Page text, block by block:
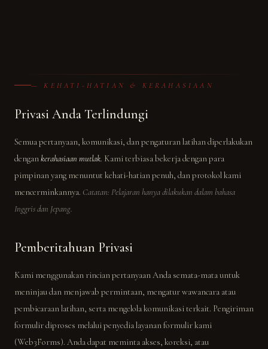
— KEHATI-HATIAN & KERAHASIAAN
Privasi Anda Terlindungi
Semua pertanyaan, komunikasi, dan pengaturan latihan diperlakukan
dengankerahasiaan mutlak. Kami terbiasa bekerja dengan para
pimpinan yang menuntut kehati-hatian penuh, dan protokol kami
mencerminkannya. Catatan: Pelajaran hanya dilakukan dalam bahasa
Inggris dan Jepang.
Pemberitahuan Privasi
Kami menggunakan rincian pertanyaan Anda semata-mata untuk
meninjau dan menjawab permintaan, mengatur wawancara atau
pembicaraan latihan, serta mengelola komunikasi terkait. Pengiriman
formulir diproses melalui penyedia layanan formulir kami
(Web3Forms). Anda dapat meminta akses, koreksi, atau